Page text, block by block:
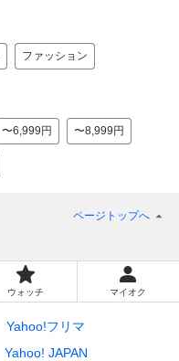
ファッション
〜6,999円 〜8,999円
ページトップへ
ウォッチ マイオク
Yahoo!フリマ
Yahoo! JAPAN